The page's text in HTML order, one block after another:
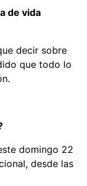
de vida
decir sobre
que todo lo
domingo 22
desde las